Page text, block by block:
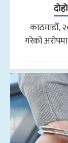
काठमाडौँ,
गरेको